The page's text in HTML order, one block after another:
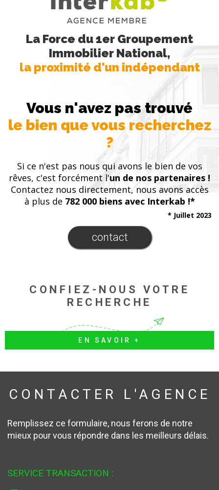
La Force du 1er Groupement
Immobilier National,
la proximité d'un indépendant
Vous n'avez pas trouvé
le bien que vous recherchez
?
Si ce n'est pas nous qui avons le bien de vos
rêves, c'est forcément l'un de nos partenaires !
Contactez nous directement, nous avons accès
à plus de 782 000 biens avec Interkab !*
contact
* Juillet 2023
CONFIEZ-NOUS VOTRE
RECHERCHE
EN SAVOIR +
CONTACTER L'AGENCE
Remplissez ce formulaire, nous ferons de notre
mieux pour vous répondre dans les meilleurs délais.
SERVICE TRANSACTION :